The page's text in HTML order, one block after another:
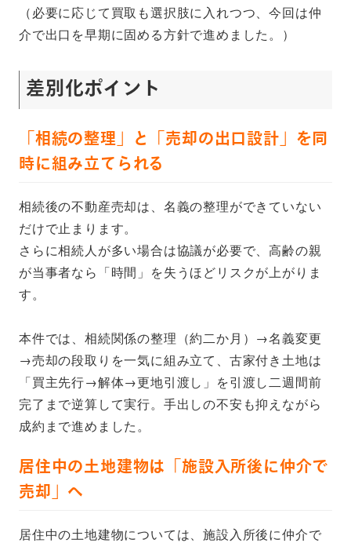
（必要に応じて買取も選択肢に入れつつ、今回は仲
介で出口を早期に固める方針で進めました。）
差別化ポイント
「相続の整理」と「売却の出口設計」を同
時に組み立てられる
相続後の不動産売却は、名義の整理ができていない
だけで止まります。
さらに相続人が多い場合は協議が必要で、高齢の親
が当事者なら「時間」を失うほどリスクが上がりま
す。
本件では、相続関係の整理（約二か月）→名義変更
→売却の段取りを一気に組み立て、古家付き土地は
「買主先行→解体→更地引渡し」を引渡し二週間前
完了まで逆算して実行。手出しの不安も抑えながら
成約まで進めました。
居住中の土地建物は「施設入所後に仲介で
売却」へ
居住中の土地建物については、施設入所後に仲介で